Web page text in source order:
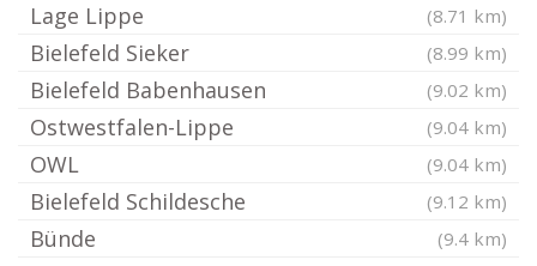
Lage Lippe (8.71 km)
Bielefeld Sieker (8.99 km)
Bielefeld Babenhausen (9.02 km)
Ostwestfalen-Lippe (9.04 km)
OWL (9.04 km)
Bielefeld Schildesche (9.12 km)
Bünde (9.4 km)